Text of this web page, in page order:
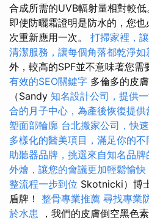
合成所需的UVB輻射量相對較低
即使防曬霜證明是防水的，您
次重新應用一次。 打掃家裡，
清潔服務，讓每個角落都乾淨如
外，較高的SPF並不意味著您需
有效的SEO關鍵字 多倫多的皮
（Sandy 知名設計公司，提供
合的月子中心，為產後恢復提供
塑面部輪廓 台北搬家公司，快
多樣化的醫美項目，滿足你的不
助聽器品牌，挑選來自知名品
外燴，讓您的會議更加輕鬆愉快
整流程一步到位 Skotnicki）博
盾牌！ 整骨專業推薦 尋找專業
於水患 ，我們的皮膚倒空黑色